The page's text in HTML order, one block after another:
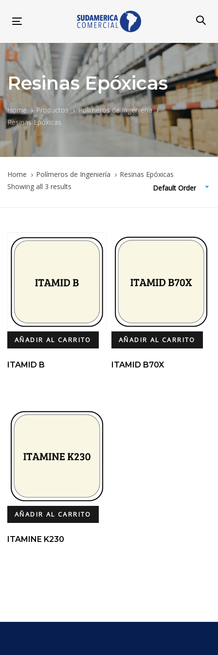
links
primary
Skip
to
content
Toggle
Resinas Epóxicas
Home Productos
Polímeros de Ingeniería
Resinas Epóxicas
Home Polímeros de Ingeniería
Resinas Epóxicas
Showing all 3 results
Default Order
AÑADIR AL CARRITO
ITAMID B
AÑADIR AL CARRITO
ITAMID B70X
AÑADIR AL CARRITO
ITAMINE K230